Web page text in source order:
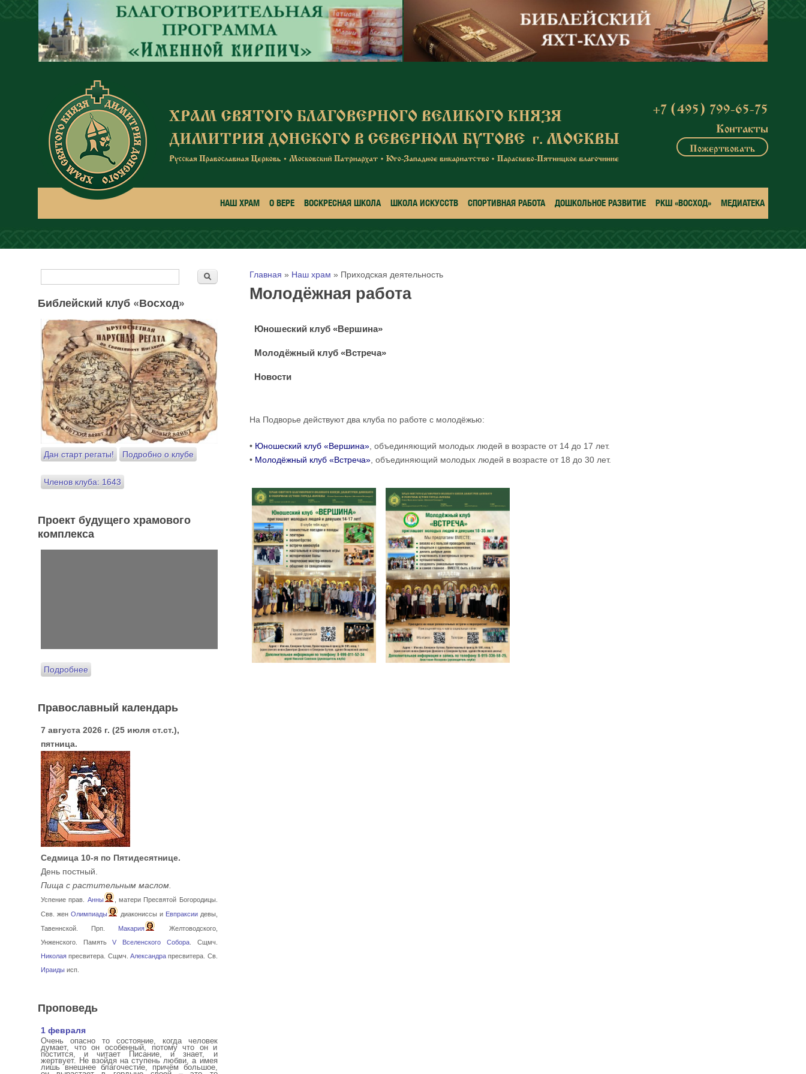
Перейти к основному содержанию
+7 (495) 799-65-75
Контакты
Пожертвовать
НАШ ХРАМ О ВЕРЕ ВОСКРЕСНАЯ ШКОЛА ШКОЛА ИСКУССТВ СПОРТИВНАЯ РАБОТА ДОШКОЛЬНОЕ РАЗВИТИЕ РКШ «ВОСХОД» МЕДИАТЕКА
Вы здесь
Главная » Наш храм » Приходская деятельность
Молодёжная работа
Юношеский клуб «Вершина»
Молодёжный клуб «Встреча»
Новости
На Подворье действуют два клуба по работе с молодёжью:
• Юношеский клуб «Вершина», объединяющий молодых людей в возрасте от 14 до 17 лет.
• Молодёжный клуб «Встреча», объединяющий молодых людей в возрасте от 18 до 30 лет.
Форма поиска
Библейский клуб «Восход»
Дан старт регаты! Подробно о клубе
Членов клуба: 1643
Проект будущего храмового
комплекса
Подробнее
Православный календарь
7 августа 2026 г. (25 июля ст.ст.),
пятница.
Седмица 10-я по Пятидесятнице.
День постный.
Пища с растительным маслом.
Успение прав. Анны
, матери Пресвятой Богородицы.
Свв. жен Олимпиады диакониссы и Евпраксиидевы,
Тавеннской. Прп. Макария
Желтоводского,
Унженского. ПамятьV Вселенского Собора. Сщмч.
Николая пресвитера. Сщмч. Александрапресвитера. Св.
Ираиды исп.
Проповедь
1 февраля
Очень опасно то состояние, когда человек
думает, что он особенный, потому что он и
постится, и читает Писание, и знает, и
жертвует. Не взойдя на ступень любви, а имея
лишь внешнее благочестие, причём большое,